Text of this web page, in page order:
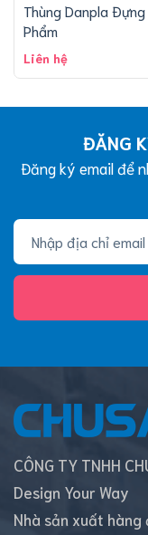
Thùng Danpla Đựng
Phẩm
Liên hệ
ĐĂNG
Đăng ký email để
CÔNG TY TNHH
Design Your Way
Nhà sản xuất hàng